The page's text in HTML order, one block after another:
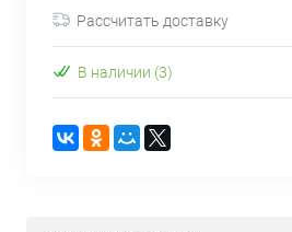
Рассчитать доставку
В наличии (3)